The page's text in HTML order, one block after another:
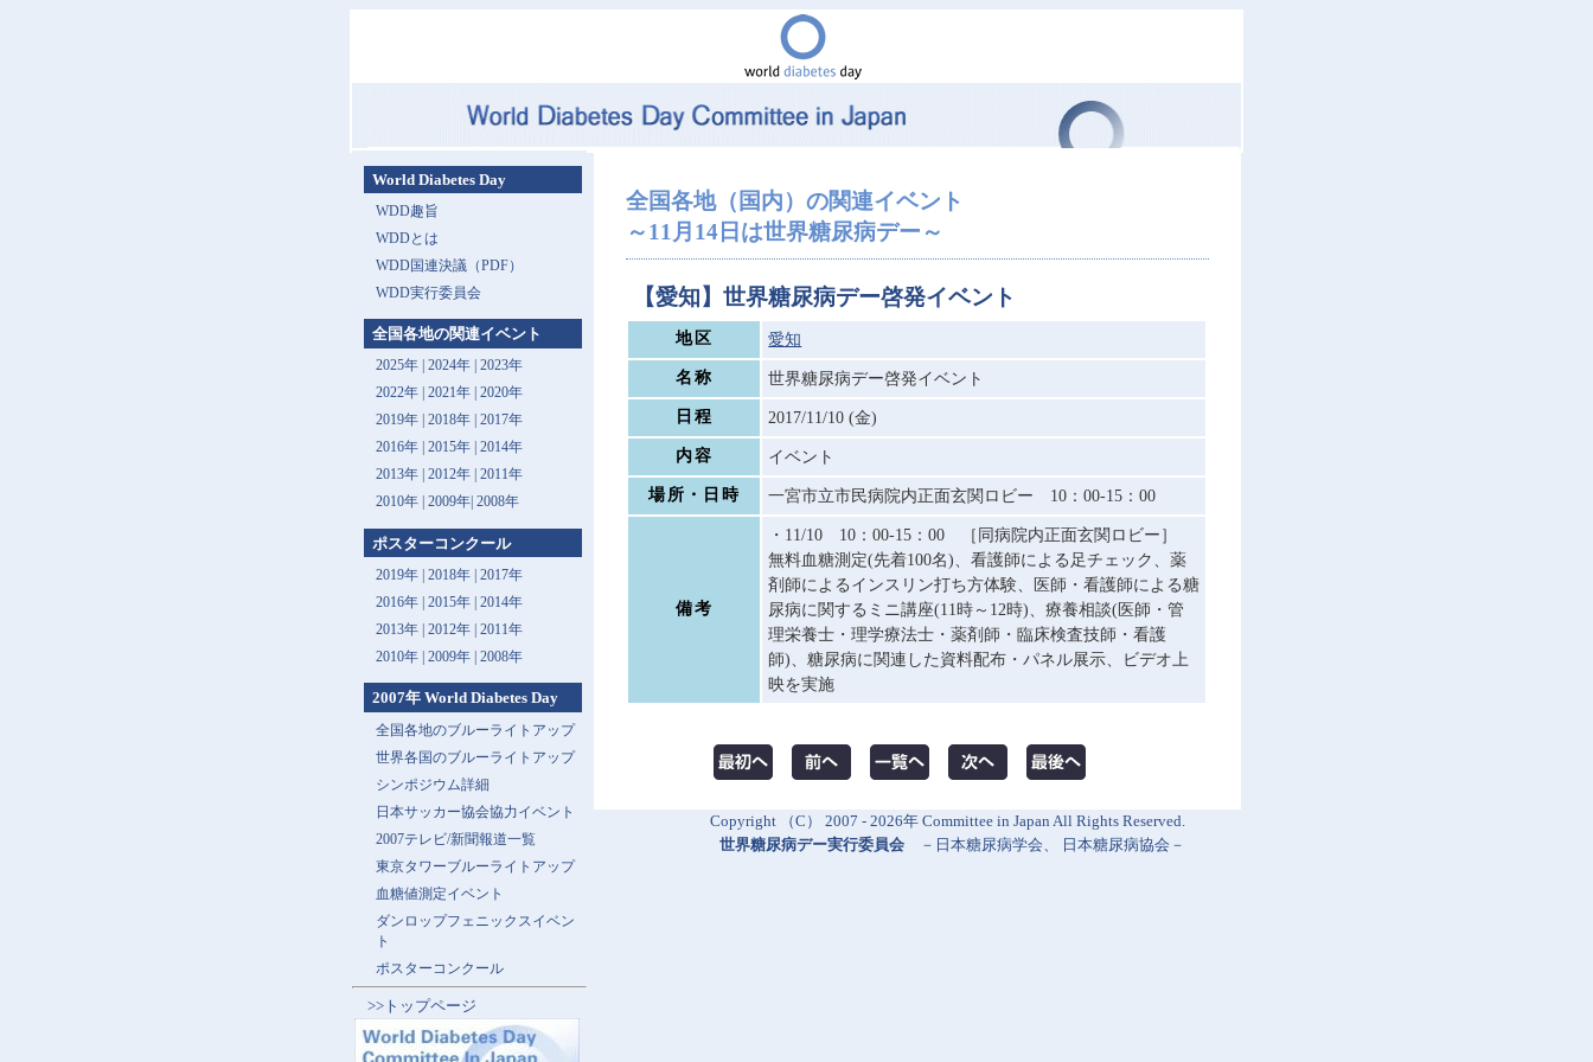
全国各地（国内）の関連イベント
～11月14日は世界糖尿病デー～
【愛知】世界糖尿病デー啓発イベント
地区 愛知
名称 世界糖尿病デー啓発イベント
日程 2017/11/10 (金)
内容 イベント
場所・日時 一宮市立市民病院内正面玄関ロビー 10：00-15：00
備考
・11/10 10：00-15：00 ［同病院内正面玄関ロビー］
無料血糖測定(先着100名)、看護師による足チェック、薬
剤師によるインスリン打ち方体験、医師・看護師による糖
尿病に関するミニ講座(11時～12時)、療養相談(医師・管
理栄養士・理学療法士・薬剤師・臨床検査技師・看護
師)、糖尿病に関連した資料配布・パネル展示、ビデオ上
映を実施
World Diabetes Day
WDD趣旨
WDDとは
WDD国連決議（PDF）
WDD実行委員会
全国各地の関連イベント
2025年| 2024年| 2023年
2022年| 2021年| 2020年
2019年| 2018年| 2017年
2016年| 2015年| 2014年
2013年 | 2012年| 2011年
2010年| 2009年| 2008年
ポスターコンクール
2019年 | 2018年 | 2017年
2016年 | 2015年 | 2014年
2013年 | 2012年 | 2011年
2010年 | 2009年 | 2008年
2007年 World Diabetes Day
全国各地のブルーライトアップ
世界各国のブルーライトアップ
シンポジウム詳細
日本サッカー協会協力イベント
2007テレビ/新聞報道一覧
東京タワーブルーライトアップ
血糖値測定イベント
ダンロップフェニックスイベン
ト
ポスターコンクール
>>トップページ
Copyright （C） 2007 - 2026年 Committee in Japan All Rights Reserved.
世界糖尿病デー実行委員会 － 日本糖尿病学会 日本糖尿病協会 －